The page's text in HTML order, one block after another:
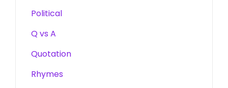
Political
Q vs A
Quotation
Rhymes